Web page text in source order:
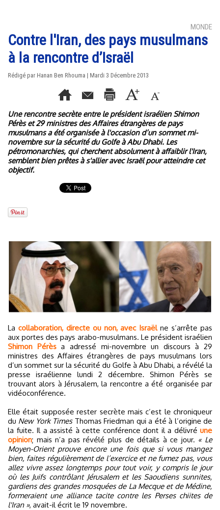
MONDE
Contre l'Iran, des pays musulmans
à la rencontre d’Israël
Rédigé par Hanan Ben Rhouma | Mardi 3 Décembre 2013
Une rencontre secrète entre le président israélien Shimon
Pérès et 29 ministres des Affaires étrangères de pays
musulmans a été organisée à l'occasion d’un sommet mi-
novembre sur la sécurité du Golfe à Abu Dhabi. Les
pétromonarchies, qui cherchent absolument à affaiblir l'Iran,
semblent bien prêtes à s'allier avec Israël pour atteindre cet
objectif.
La collaboration, directe ou non, avec Israëlne s’arrête pas
aux portes des pays arabo-musulmans. Le président israélien
Shimon Pérèsa adressé mi-novembre un discours à 29
ministres des Affaires étrangères de pays musulmans lors
d’un sommet sur la sécurité du Golfe à Abu Dhabi, a révélé la
presse israélienne lundi 2 décembre. Shimon Pérès se
trouvant alors à Jérusalem, la rencontre a été organisée par
vidéoconférence.
Elle était supposée rester secrète mais c’est le chroniqueur
du New York TimesThomas Friedman qui a été à l’origine de
la fuite. Il a assisté à cette conférence dont il a délivré une
opinion; mais n’a pas révélé plus de détails à ce jour. « Le
Moyen-Orient prouve encore une fois que si vous mangez
bien, faites régulièrement de l’exercice et ne fumez pas, vous
allez vivre assez longtemps pour tout voir, y compris le jour
où les Juifs contrôlant Jérusalem et les Saoudiens sunnites,
gardiens des grandes mosquées de La Mecque et de Médine,
formeraient une alliance tacite contre les Perses chiites de
l'Iran », avait-il écrit le 19 novembre.